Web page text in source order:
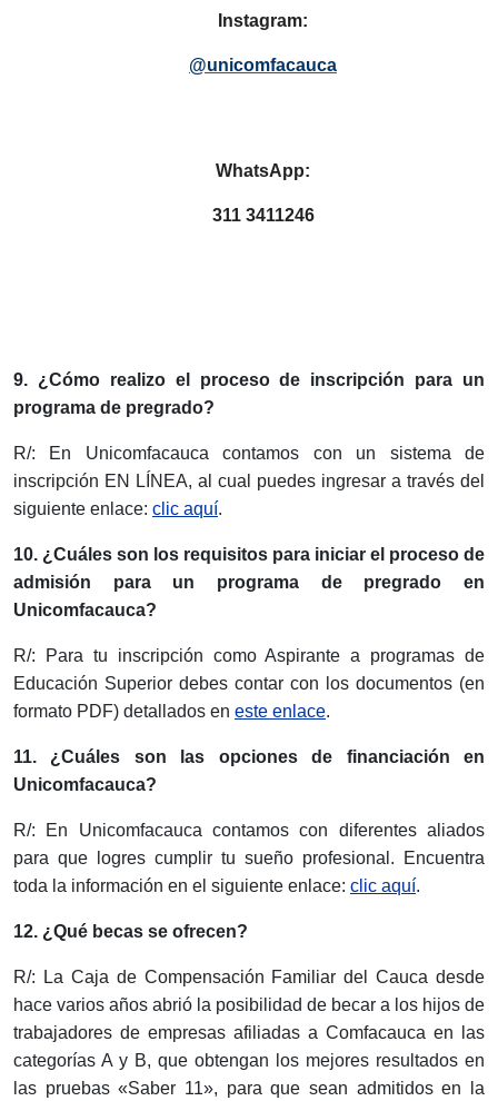
Instagram:
@unicomfacauca
WhatsApp:
311 3411246
9. ¿Cómo realizo el proceso de inscripción para un
programa de pregrado?
R/: En Unicomfacauca contamos con un sistema de
inscripción EN LÍNEA, al cual puedes ingresar a través del
siguiente enlace: clic aquí.
10. ¿Cuáles son los requisitos para iniciar el proceso de
admisión para un programa de pregrado en
Unicomfacauca?
R/: Para tu inscripción como Aspirante a programas de
Educación Superior debes contar con los documentos (en
formato PDF) detallados en este enlace.
11. ¿Cuáles son las opciones de financiación en
Unicomfacauca?
R/: En Unicomfacauca contamos con diferentes aliados
para que logres cumplir tu sueño profesional. Encuentra
toda la información en el siguiente enlace: clic aquí.
12. ¿Qué becas se ofrecen?
R/: La Caja de Compensación Familiar del Cauca desde
hace varios años abrió la posibilidad de becar a los hijos de
trabajadores de empresas afiliadas a Comfacauca en las
categorías A y B, que obtengan los mejores resultados en
las pruebas «Saber 11», para que sean admitidos en la